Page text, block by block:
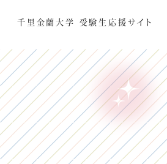
千里金蘭大学 受験生応援サイト